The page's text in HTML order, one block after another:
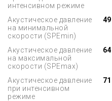
интенсивном режиме
Акустическое давление
на минимальной
скорости (SPEmin)
49
Акустическое давление
на максимальной
скорости (SPEmax)
64
Акустическое давление
при интенсивном
режиме
71